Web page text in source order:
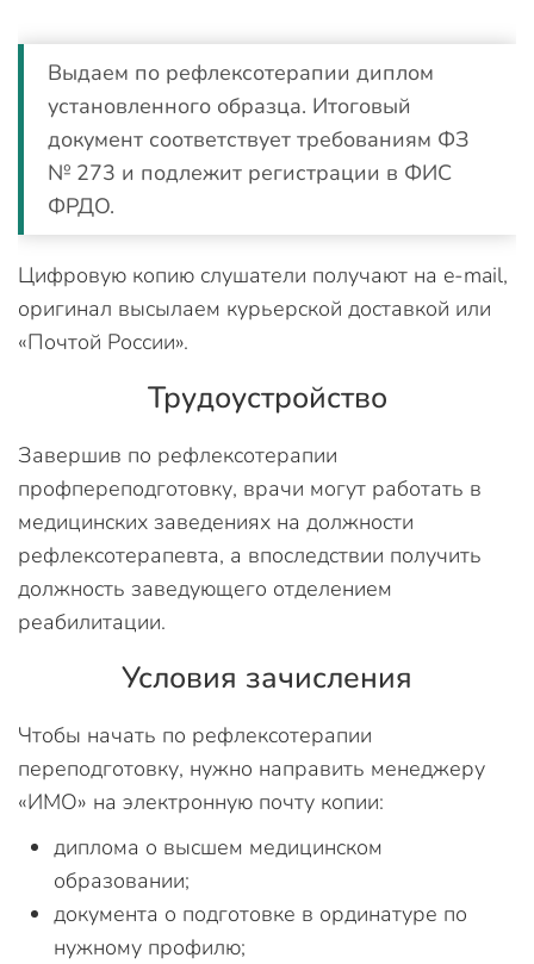
Выдаем по рефлексотерапии диплом
установленного образца. Итоговый
документ соответствует требованиям ФЗ
№ 273 и подлежит регистрации в ФИС
ФРДО.
Цифровую копию слушатели получают на e-mail,
оригинал высылаем курьерской доставкой или
«Почтой России».
Трудоустройство
Завершив по рефлексотерапии
профпереподготовку, врачи могут работать в
медицинских заведениях на должности
рефлексотерапевта, а впоследствии получить
должность заведующего отделением
реабилитации.
Условия зачисления
Чтобы начать по рефлексотерапии
переподготовку, нужно направить менеджеру
«ИМО» на электронную почту копии:
диплома о высшем медицинском
образовании;
документа о подготовке в ординатуре по
нужному профилю;